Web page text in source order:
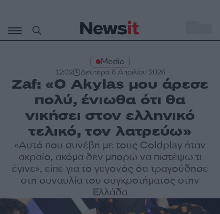
περιεχόμενο
Media
12:02 Δευτέρα 6 Απριλίου 2026
Zaf: «O Akylas μου άρεσε
πολύ, ένιωθα ότι θα
νικήσει στον ελληνικό
τελικό, τον λατρεύω»
«Αυτό που συνέβη με τους Coldplay ήταν
ακραίο, ακόμα δεν μπορώ να πιστέψω τι
έγινε», είπε για το γεγονός ότι τραγούδησε
στη συναυλία του συγκροτήματος στην
Ελλάδα